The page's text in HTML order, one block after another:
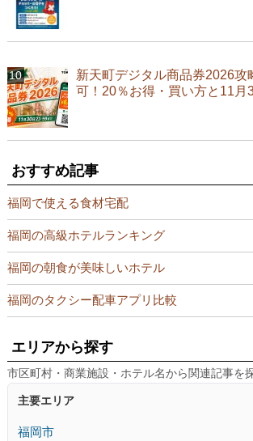
新天町デジタル商品券2026攻
可！20％お得・買い方と11月
おすすめ記事
福岡で使える食材宅配
福岡の高級ホテルランキング
福岡の朝食が美味しいホテル
福岡のタクシー配車アプリ比較
エリアから探す
市区町村・商業施設・ホテル名から関連記事を
主要エリア
福岡市